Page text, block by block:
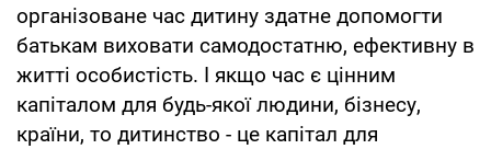
організоване час дитину здатне допомогти
батькам виховати самодостатню, ефективну в
житті особистість. І якщо час є цінним
капіталом для будь-якої людини, бізнесу,
країни, то дитинство - це капітал для